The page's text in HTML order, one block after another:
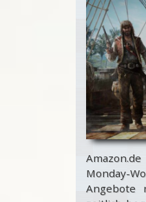
Monday-
Angebote